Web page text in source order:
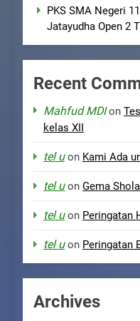
PKS SMA Negeri
Jatayudha Open 2
Recent
Mahfud MDIon
kelas XII
tel uon Kami Ada
tel uon Gema
tel uon Peringatan
tel uon Peringatan
Archives